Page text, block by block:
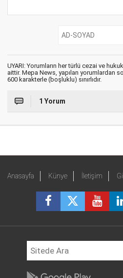
UYARI: Yorumların her türlü cezai ve
aittir. Mepa News, yapılan yorumlardan
600 karakterle (boşluklu) sınırlıdır.
1 Yorum
Anasayfa Künye İletişim